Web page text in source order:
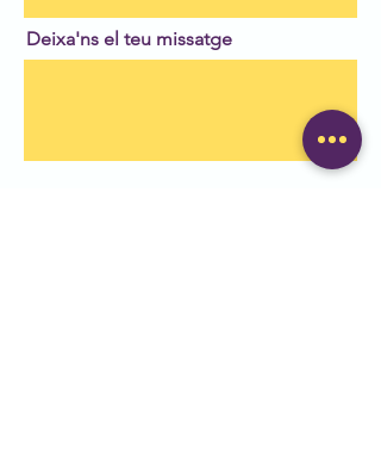
Deixa'ns el teu missatge